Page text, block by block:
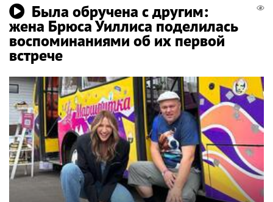
Была обручена с другим:
жена Брюса Уиллиса поделилась
воспоминаниями об их первой
встрече